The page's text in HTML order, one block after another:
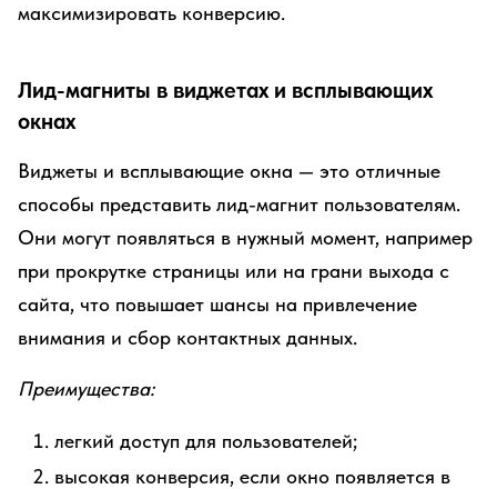
максимизировать конверсию.
Лид-магниты в виджетах и всплывающих
окнах
Виджеты и всплывающие окна — это отличные
способы представить лид-магнит пользователям.
Они могут появляться в нужный момент, например
при прокрутке страницы или на грани выхода с
сайта, что повышает шансы на привлечение
внимания и сбор контактных данных.
Преимущества:
легкий доступ для пользователей;
высокая конверсия, если окно появляется в